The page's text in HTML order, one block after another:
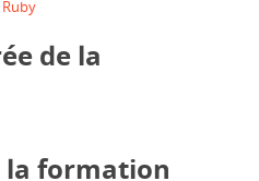
de la
la formation